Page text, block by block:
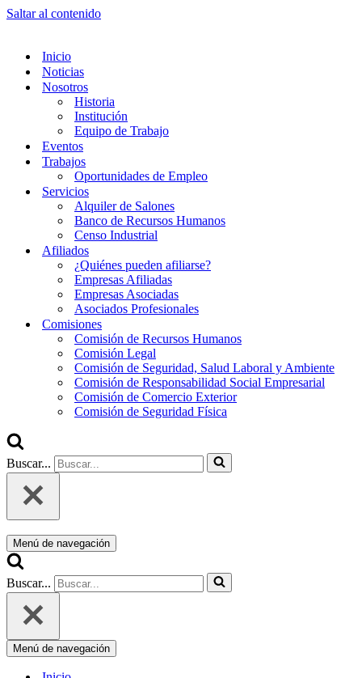
Saltar al contenido
Inicio
Noticias
Nosotros
Historia
Institución
Equipo de Trabajo
Eventos
Trabajos
Oportunidades de Empleo
Servicios
Alquiler de Salones
Banco de Recursos Humanos
Censo Industrial
Afiliados
¿Quiénes pueden afiliarse?
Empresas Afiliadas
Empresas Asociadas
Asociados Profesionales
Comisiones
Comisión de Recursos Humanos
Comisión Legal
Comisión de Seguridad, Salud Laboral y Ambiente
Comisión de Responsabilidad Social Empresarial
Comisión de Comercio Exterior
Comisión de Seguridad Física
Buscar...
Menú de navegación
Buscar...
Menú de navegación